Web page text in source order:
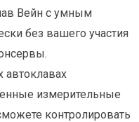
Вейн с умным
без вашего участия
автоклавах
измерительные
контролировать